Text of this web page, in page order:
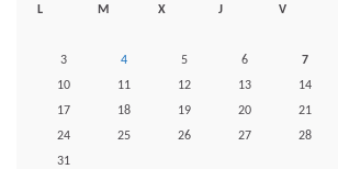
L M X J V
3
4 5 6 7
10
11 12 13 14
17
18 19 20 21
24
25 26 27 28
31